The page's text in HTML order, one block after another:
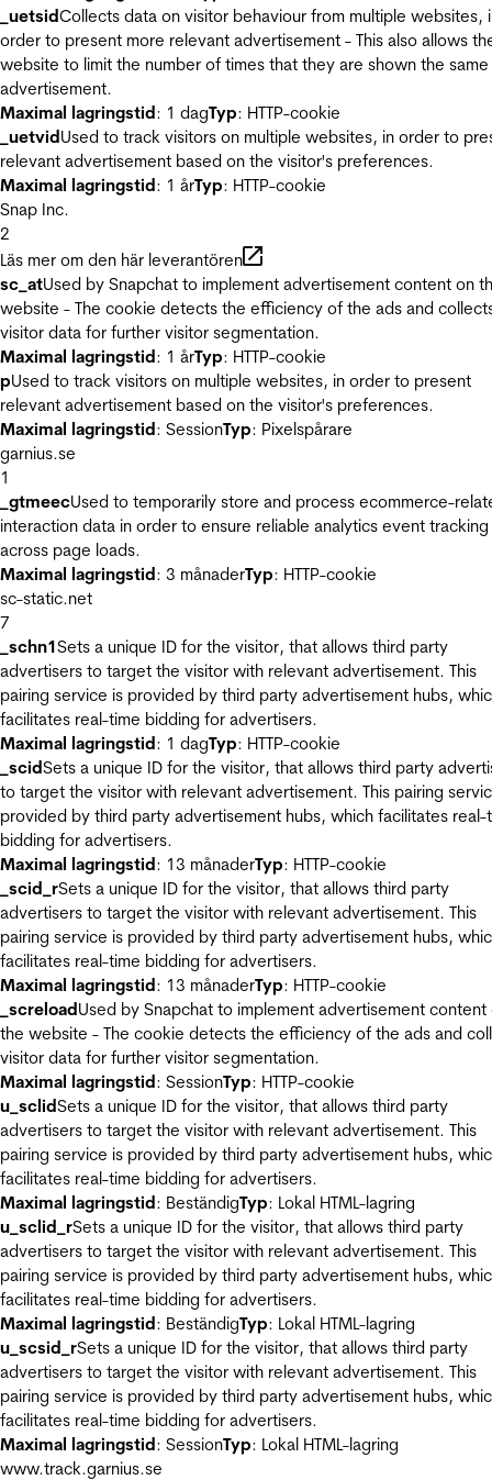
_uetsidCollects data on visitor behaviour from multiple websites,
order to present more relevant advertisement - This also allows
website to limit the number of times that they are shown the same
advertisement.
Maximal lagringstid: 1 dagTyp: HTTP-cookie
_uetvidUsed to track visitors on multiple websites, in order to
relevant advertisement based on the visitor's preferences.
Maximal lagringstid: 1 årTyp: HTTP-cookie
Snap Inc.
2
Läs mer om den här leverantören
sc_atUsed by Snapchat to implement advertisement content on
website - The cookie detects the efficiency of the ads and
visitor data for further visitor segmentation.
Maximal lagringstid: 1 årTyp: HTTP-cookie
pUsed to track visitors on multiple websites, in order to present
relevant advertisement based on the visitor's preferences.
Maximal lagringstid: SessionTyp: Pixelspårare
garnius.se
1
_gtmeecUsed to temporarily store and process ecommerce-
interaction data in order to ensure reliable analytics event tracking
across page loads.
Maximal lagringstid: 3 månaderTyp: HTTP-cookie
sc-static.net
7
_schn1Sets a unique ID for the visitor, that allows third party
advertisers to target the visitor with relevant advertisement. This
pairing service is provided by third party advertisement hubs,
facilitates real-time bidding for advertisers.
Maximal lagringstid: 1 dagTyp: HTTP-cookie
_scidSets a unique ID for the visitor, that allows third party
to target the visitor with relevant advertisement. This pairing
provided by third party advertisement hubs, which facilitates real-
bidding for advertisers.
Maximal lagringstid: 13 månaderTyp: HTTP-cookie
_scid_rSets a unique ID for the visitor, that allows third party
advertisers to target the visitor with relevant advertisement. This
pairing service is provided by third party advertisement hubs,
facilitates real-time bidding for advertisers.
Maximal lagringstid: 13 månaderTyp: HTTP-cookie
_screloadUsed by Snapchat to implement advertisement content
the website - The cookie detects the efficiency of the ads and
visitor data for further visitor segmentation.
Maximal lagringstid: SessionTyp: HTTP-cookie
u_sclidSets a unique ID for the visitor, that allows third party
advertisers to target the visitor with relevant advertisement. This
pairing service is provided by third party advertisement hubs,
facilitates real-time bidding for advertisers.
Maximal lagringstid: BeständigTyp: Lokal HTML-lagring
u_sclid_rSets a unique ID for the visitor, that allows third party
advertisers to target the visitor with relevant advertisement. This
pairing service is provided by third party advertisement hubs,
facilitates real-time bidding for advertisers.
Maximal lagringstid: BeständigTyp: Lokal HTML-lagring
u_scsid_rSets a unique ID for the visitor, that allows third party
advertisers to target the visitor with relevant advertisement. This
pairing service is provided by third party advertisement hubs,
facilitates real-time bidding for advertisers.
Maximal lagringstid: SessionTyp: Lokal HTML-lagring
www.track.garnius.se